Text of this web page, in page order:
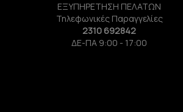
ΕΞΥΠΗΡΕΤΗΣΗ ΠΕΛΑΤΩΝ
Τηλεφωνικές Παραγγελίες
2310 692842
ΔΕ-ΠΑ 9:00 - 17:00